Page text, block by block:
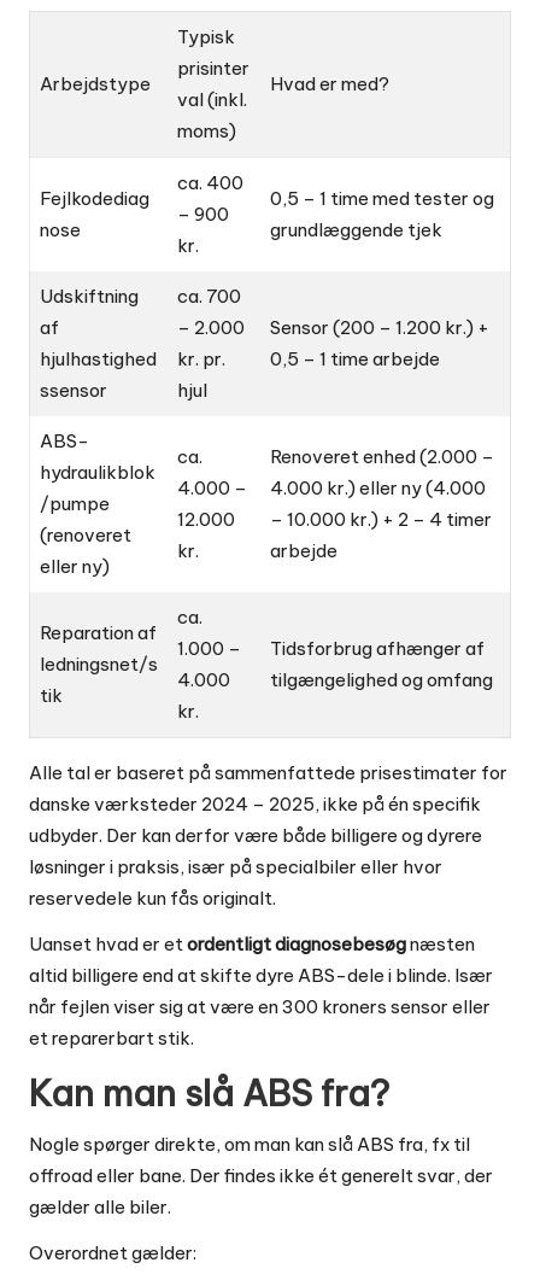
Arbejdstype
Typisk
prisinter
val (inkl.
moms)
Hvad er med?
Fejlkodediag
nose
ca. 400
– 900
kr.
0,5 – 1 time med tester og
grundlæggende tjek
Udskiftning
af
hjulhastighed
ssensor
ca. 700
– 2.000
kr. pr.
hjul
Sensor (200 – 1.200 kr.) +
0,5 – 1 time arbejde
ABS-
hydraulikblok
/pumpe
(renoveret
eller ny)
ca.
4.000 –
12.000
kr.
Renoveret enhed (2.000 –
4.000 kr.) eller ny (4.000
– 10.000 kr.) + 2 – 4 timer
arbejde
Reparation af
ledningsnet/s
tik
ca.
1.000 –
4.000
kr.
Tidsforbrug afhænger af
tilgængelighed og omfang
Alle tal er baseret på sammenfattede prisestimater for
danske værksteder 2024 – 2025, ikke på én specifik
udbyder. Der kan derfor være både billigere og dyrere
løsninger i praksis, især på specialbiler eller hvor
reservedele kun fås originalt.
Uanset hvad er et ordentligt diagnosebesøgnæsten
altid billigere end at skifte dyre ABS-dele i blinde. Især
når fejlen viser sig at være en 300 kroners sensor eller
et reparerbart stik.
Kan man slå ABS fra?
Nogle spørger direkte, om man kan slå ABS fra, fx til
offroad eller bane. Der findes ikke ét generelt svar, der
gælder alle biler.
Overordnet gælder: